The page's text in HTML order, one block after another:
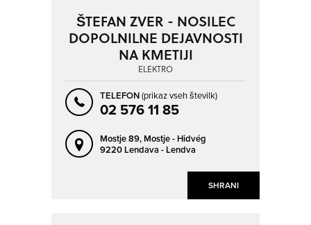
SHRANI
ŠTEFAN ZVER - NOSILEC
DOPOLNILNE DEJAVNOSTI
NA KMETIJI
ELEKTRO
TELEFON(prikaz vseh številk)
02 576 11 85
Mostje 89, Mostje - Hidvég
9220 Lendava - Lendva